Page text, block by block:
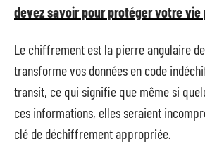
devez savoir pour protéger votre vie
Le chiffrement est la pierre angulaire
transforme vos données en code
transit, ce qui signifie que même si
ces informations, elles seraient
clé de déchiffrement appropriée.